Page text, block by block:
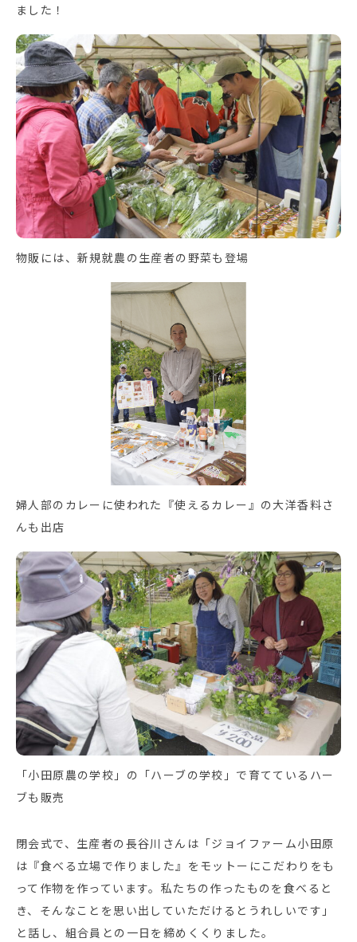
ました！
物販には、新規就農の生産者の野菜も登場
婦人部のカレーに使われた『使えるカレー』の大洋香料さ
んも出店
「小田原農の学校」の「ハーブの学校」で育てているハー
ブも販売
閉会式で、生産者の長谷川さんは「ジョイファーム小田原
は『食べる立場で作りました』をモットーにこだわりをも
って作物を作っています。私たちの作ったものを食べると
き、そんなことを思い出していただけるとうれしいです」
と話し、組合員との一日を締めくくりました。